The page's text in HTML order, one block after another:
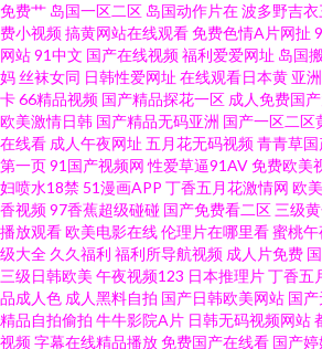
观看 91丝袜拍拍 欧女日b 91嫩草久久天美传媒 男
锋制服丝袜人妻 日韩新片网桃色AV 97精品视频
精品 五月花影院 www国产三级 婷婷丁香国产精
2111 黑人人妖自慰 91国产丝袜 九九六热视频 91
品视频 国产精品久久玫 伊人久热香 男人AVAV 91
91视频高清免费在线播放 青青草黄色在线 AV福利
利视频 日韩国产综合系列 97AV色导航 亚洲精品
免费艹 岛国一区二区 岛国动作片在波多野吉衣
费小视频搞黄网站在线观看免费色情A片网扯
网站91中文 国产在线视频福利爱爱网址 岛国
妈丝袜女同 日韩性爱网址 在线观看日本黄 亚
卡66精品视频 国产精品探花一区 成人免费国
欧美激情日韩 国产精品无码亚洲 国产一区二区
在线看 成人午夜网址 五月花无码视频青青草国
第一页91国产视频网 性爱草逼91AV免费欧美
妇喷水18禁 51漫画APP 丁香五月花激情网 欧
香视频97香蕉超级碰碰 国产免费看二区 三级
播放观看欧美电影在线伦理片在哪里看蜜桃午
级大全 久久福利 福利所导航视频 成人片免费
三级日韩欧美 午夜视频123 日本推理片丁香五
品成人色 成人黑料自拍 国产日韩欧美网站 国
精品自拍偷拍 牛牛影院A片 日韩无码视频网站
视频字幕在线精品播放免费国产在线看 国产